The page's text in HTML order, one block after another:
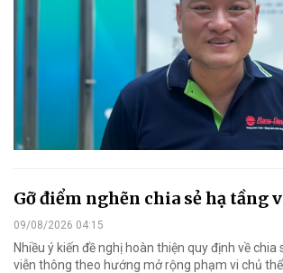
Gỡ điểm nghẽn chia sẻ hạ tầng
09/08/2026 04:15
Nhiều ý kiến đề nghị hoàn thiện quy định về chia
viễn thông theo hướng mở rộng phạm vi chủ